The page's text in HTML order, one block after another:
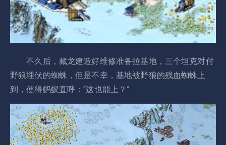
不久后，藏龙建造好维修准备拉基地，三个坦克对付
野狼埋伏的蜘蛛，但是不幸，基地被野狼的残血蜘蛛上
到，使得蚂蚁直呼：“这也能上？”